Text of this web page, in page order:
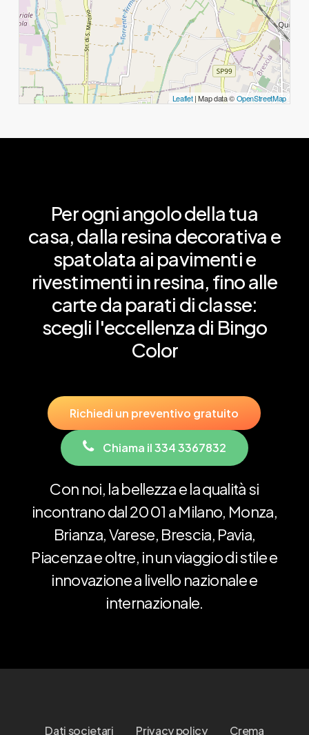
Leaflet| Map data ©OpenStreetMap
Perogniangolodellatua
casa,dalla resina decorativa e
spatolata ai pavimentie
rivestimenti inresina, finoalle
carteda parati diclasse:
scegli l'eccellenzadi Bingo
Color
Richiedi un preventivo gratuito
Chiama il 334 3367832
Con noi, labellezzaelaqualitàsi
incontranodal2001 aMilano, Monza,
Brianza,Varese, Brescia, Pavia,
Piacenzaeoltre, inunviaggiodistilee
innovazionea livello nazionalee
internazionale.
Dati societari Privacy policy Crema